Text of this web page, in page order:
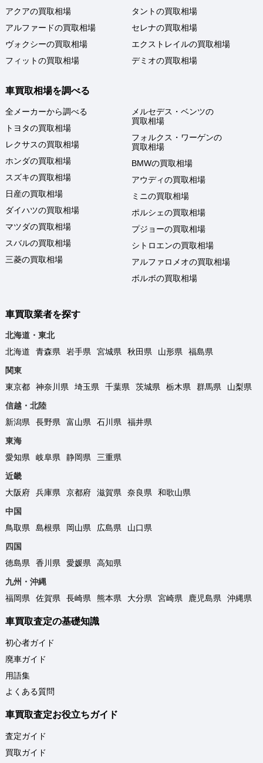
アクアの買取相場
アルファードの買取相場
ヴォクシーの買取相場
フィットの買取相場
タントの買取相場
セレナの買取相場
エクストレイルの買取相場
デミオの買取相場
車買取相場を調べる
全メーカーから調べる
トヨタの買取相場
レクサスの買取相場
ホンダの買取相場
スズキの買取相場
日産の買取相場
ダイハツの買取相場
マツダの買取相場
スバルの買取相場
三菱の買取相場
メルセデス・ベンツの
買取相場
フォルクス・ワーゲンの
買取相場
BMWの買取相場
アウディの買取相場
ミニの買取相場
ポルシェの買取相場
プジョーの買取相場
シトロエンの買取相場
アルファロメオの買取相場
ボルボの買取相場
車買取業者を探す
北海道・東北
北海道
青森県 岩手県 宮城県 秋田県 山形県
福島県
関東
東京都
神奈川県 埼玉県 千葉県 茨城県 栃木県 群馬県
山梨県
信越・北陸
新潟県
長野県 富山県 石川県
福井県
東海
愛知県
岐阜県 静岡県
三重県
近畿
大阪府
兵庫県 京都府 滋賀県 奈良県
和歌山県
中国
鳥取県
島根県 岡山県 広島県
山口県
四国
徳島県
香川県 愛媛県
高知県
九州・沖縄
福岡県
佐賀県 長崎県 熊本県 大分県 宮崎県 鹿児島県 沖縄県
車買取査定の基礎知識
初心者ガイド
廃車ガイド
用語集
よくある質問
車買取査定お役立ちガイド
査定ガイド
買取ガイド